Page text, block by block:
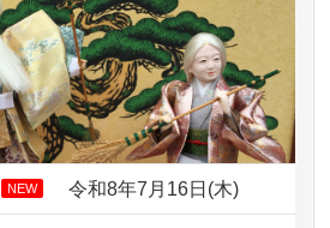
でいない実家の片付けを始め
由が丘店を見守ってくれてあり
とお人形たちの供養をしてい
セットを供養・処分したいの
内裏様だ...
みの後、供養祭までお人形は
か？
NEW 令和8年7月16日(木)